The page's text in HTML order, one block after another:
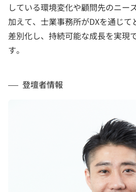
している環境変化や顧問先のニー
加えて、士業事務所がDXを通じて
差別化し、持続可能な成長を実現
す。
登壇者情報